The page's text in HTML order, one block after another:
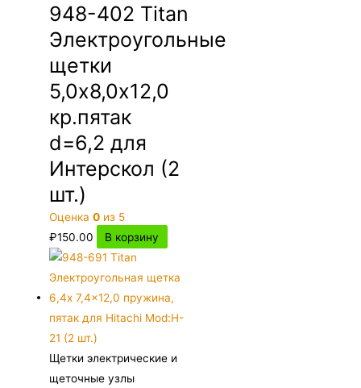
948-402 Titan
Электроугольные
щетки
5,0х8,0х12,0
кр.пятак
d=6,2 для
Интерскол (2
шт.)
Оценка0 из 5
₽150.00 В корзину
Щетки электрические и
щеточные узлы